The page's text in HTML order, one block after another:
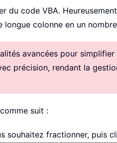
du code VBA.
colonne en un
avancées pour
précision, rendant la
suit :
souhaitez fractionner, puis